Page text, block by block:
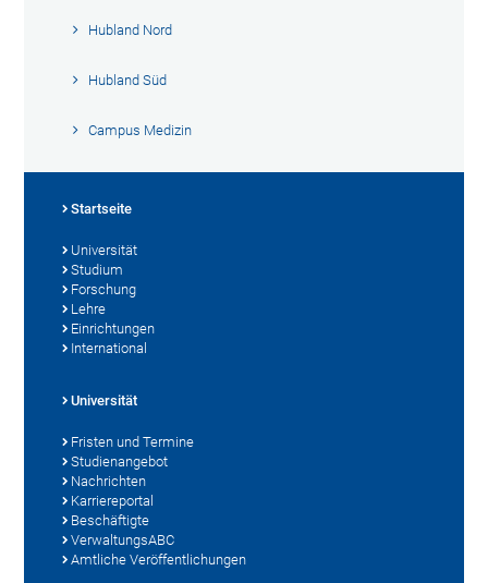
Hubland Nord
Hubland Süd
Campus Medizin
Startseite
Universität
Studium
Forschung
Lehre
Einrichtungen
International
Universität
Fristen und Termine
Studienangebot
Nachrichten
Karriereportal
Beschäftigte
VerwaltungsABC
Amtliche Veröffentlichungen